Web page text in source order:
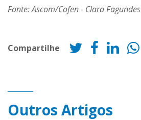
Fonte: Ascom/Cofen - Clara Fagundes
Compartilhe
Outros Artigos